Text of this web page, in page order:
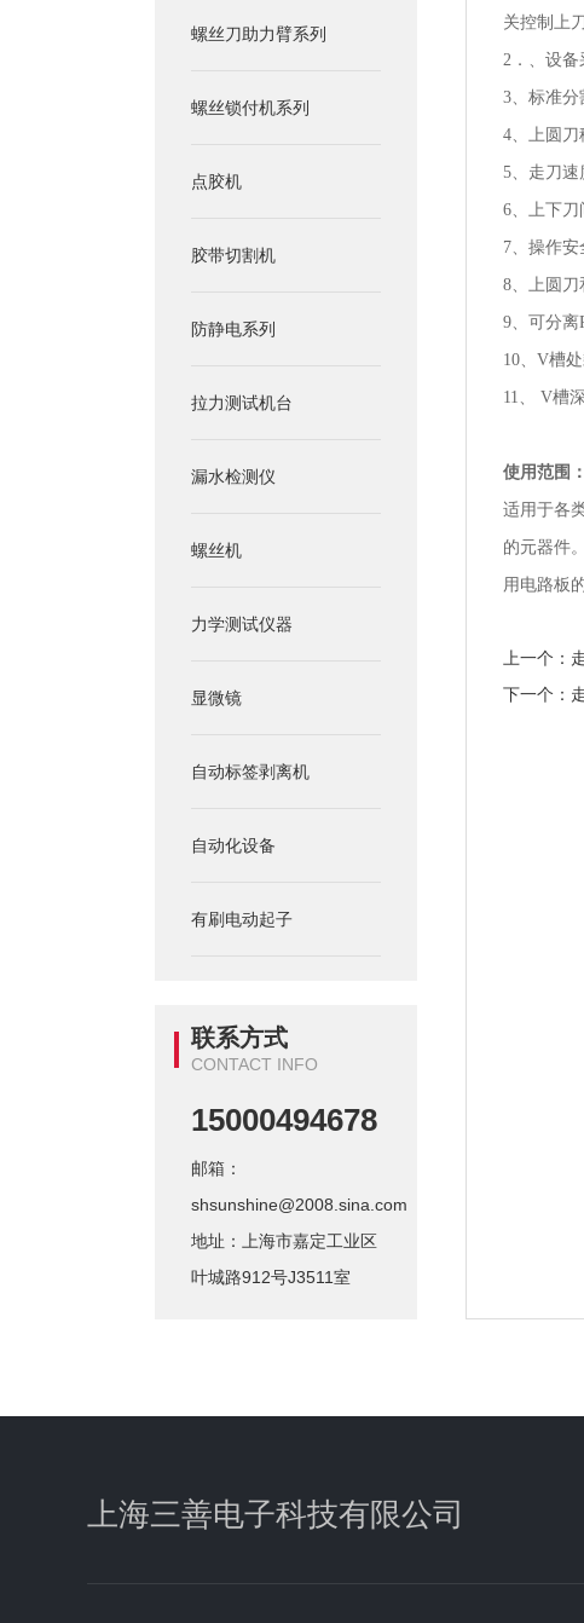
螺丝刀助力臂系列
螺丝锁付机系列
点胶机
胶带切割机
防静电系列
拉力测试机台
漏水检测仪
螺丝机
力学测试仪器
显微镜
自动标签剥离机
自动化设备
有刷电动起子
联系方式
CONTACT INFO
15000494678
邮箱：
shsunshine@2008.sina.com
地址：上海市嘉定工业区
叶城路912号J3511室
关控制上
2．、设备
3、标准分
4、上圆刀
5、走刀速
6、上下刀
7、操作
8、上圆
9、可分离
10、V槽
11、 V槽
使用范围：
适用于各
的元器件
用电路板
上一个：
下一个：
上海三善电子科技有限公司